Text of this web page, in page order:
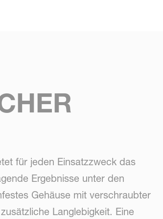
für jeden Einsatzzweck das
Ergebnisse unter den
Gehäuse mit verschraubter
Langlebigkeit. Eine